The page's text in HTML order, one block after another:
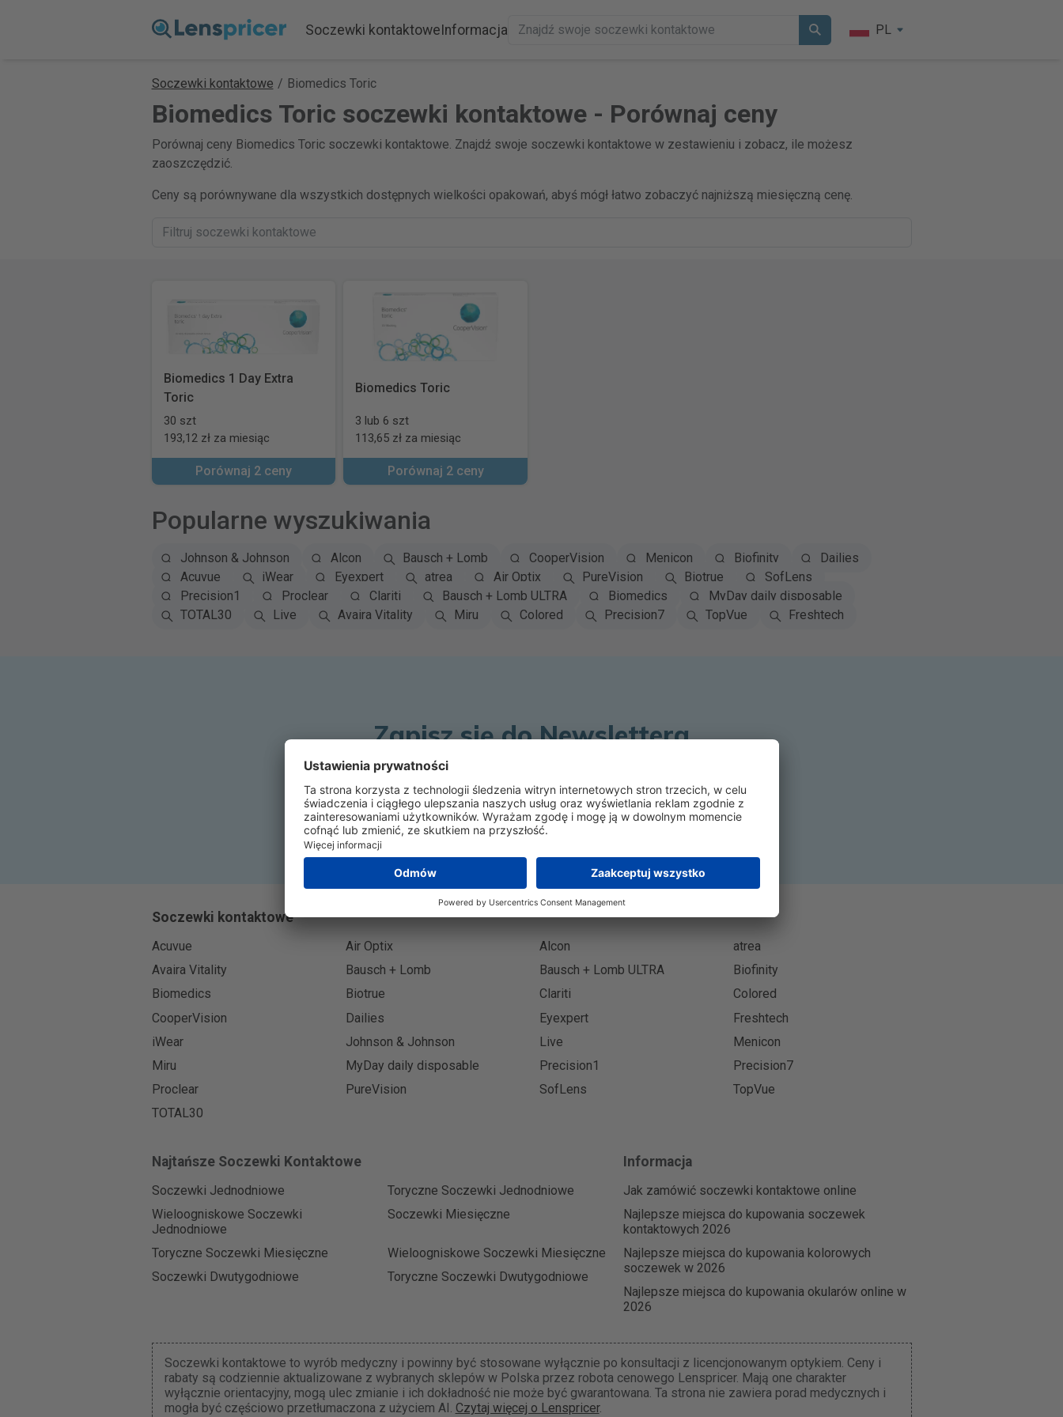
Soczewki kontaktoweInformacja PL
Soczewki kontaktowe / Biomedics Toric
Biomedics Toric soczewki kontaktowe - Porównaj ceny
Porównaj ceny Biomedics Toric soczewki kontaktowe. Znajdź swoje soczewki kontaktowe w zestawieniu i zobacz, ile możesz
zaoszczędzić.
Ceny są porównywane dla wszystkich dostępnych wielkości opakowań, abyś mógł łatwo zobaczyć najniższą miesięczną cenę.
Biomedics 1 Day Extra
Toric
30 szt
193,12 zł za miesiąc
Porównaj 2 ceny
Biomedics Toric
3 lub 6 szt
113,65 zł za miesiąc
Porównaj 2 ceny
Popularne wyszukiwania
Johnson & Johnson Alcon Bausch + Lomb CooperVision Menicon Biofinity
Dailies
Acuvue
iWear Eyexpert atrea Air Optix PureVision Biotrue
SofLens
Precision1
Proclear Clariti Bausch + Lomb ULTRA Biomedics
MyDay daily disposable
TOTAL30
Live Avaira Vitality Miru Colored Precision7 TopVue Freshtech
Zapisz się do Newslettera
Zapisz się
Soczewki kontaktowe
Acuvue Air Optix Alcon
atrea
Avaira Vitality
Bausch + Lomb Bausch + Lomb ULTRA
Biofinity
Biomedics
Biotrue Clariti
Colored
CooperVision
Dailies Eyexpert
Freshtech
iWear
Johnson & Johnson Live
Menicon
Miru
MyDay daily disposable Precision1
Precision7
Proclear
PureVision SofLens
TopVue
TOTAL30
Najtańsze Soczewki Kontaktowe
Soczewki Jednodniowe
Toryczne Soczewki Jednodniowe
Wieloogniskowe Soczewki
Jednodniowe
Soczewki Miesięczne
Toryczne Soczewki Miesięczne
Wieloogniskowe Soczewki Miesięczne
Soczewki Dwutygodniowe
Toryczne Soczewki Dwutygodniowe
Informacja
Jak zamówić soczewki kontaktowe online
Najlepsze miejsca do kupowania soczewek
kontaktowych 2026
Najlepsze miejsca do kupowania kolorowych
soczewek w 2026
Najlepsze miejsca do kupowania okularów online w
2026
Soczewki kontaktowe to wyrób medyczny i powinny być stosowane wyłącznie po konsultacji z licencjonowanym optykiem. Ceny i
rabaty są codziennie aktualizowane z wybranych sklepów w Polska przez robota cenowego Lenspricer. Mają one charakter
wyłącznie orientacyjny, mogą ulec zmianie i ich dokładność nie może być gwarantowana. Ta strona nie zawiera porad medycznych i
mogła być częściowo przetłumaczona z użyciem AI. Czytaj więcej o Lenspricer.